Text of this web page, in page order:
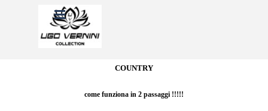
Salta menù
COUNTRY
come funziona in 2 passaggi !!!!!